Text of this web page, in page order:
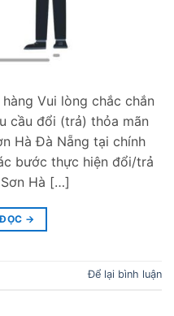
Vui lòng chắc chắn
cầu đổi (trả) thỏa mãn
Hà Đà Nẵng tại chính
bước thực hiện đổi/trả
Hà […]
→
Để lại bình luận